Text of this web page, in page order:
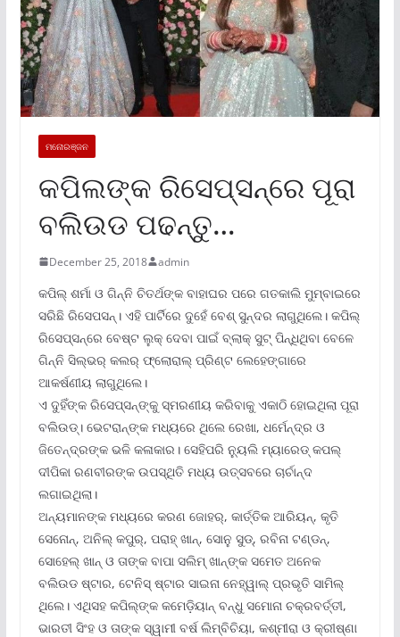
ମନୋରଞ୍ଜନ
କପିଲଙ୍କ ରିସେପ୍ସନ୍ରେ ପୂରା
ବଲିଉଡ ପଢନ୍ତୁ…
December 25, 2018 admin
କପିଲ୍ ଶର୍ମା ଓ ଗିନ୍ନି ଚିତର୍ଥଙ୍କ ବାହାଘର ପରେ ଗତକାଲି ମୁମ୍ବାଇରେ
ସରିଛି ରିସେପସନ୍। ଏହି ପାର୍ଟିରେ ଦୁହେଁ ବେଶ୍ ସୁନ୍ଦର ଲାଗୁଥିଲେ। କପିଲ୍
ରିସେପ୍ସନ୍ରେ ବେଷ୍ଟ ଲୁକ୍ ଦେବା ପାଇଁ ବ୍ଲାକ୍ ସୁଟ୍ ପିନ୍ଧିଥିବା ବେଳେ
ଗିନ୍ନି ସିଲ୍ଭର୍ କଲର୍ ଫ୍ଲୋରାଲ୍ ପ୍ରିଣ୍ଟ ଲେହେଙ୍ଗାରେ
ଆକର୍ଷଣୀୟ ଲାଗୁଥିଲେ।
ଏ ଦୁହିଁଙ୍କ ରିସେପ୍ସନ୍ଙ୍କୁ ସ୍ମରଣୀୟ କରିବାକୁ ଏକାଠି ହୋଇଥିଲା ପୂରା
ବଲିଉଡ୍। ଭେଟରାନ୍ଙ୍କ ମଧ୍ୟରେ ଥିଲେ ରେଖା, ଧର୍ମେନ୍ଦ୍ର ଓ
ଜିତେନ୍ଦ୍ରଙ୍କ ଭଳି କଳାକାର। ସେହିପରି ନ୍ୟୁଲି ମ୍ୟାରେଡ୍ କପଲ୍
ଦୀପିକା ରଣବୀରଙ୍କ ଉପସ୍ଥିତି ମଧ୍ୟ ଉତ୍ସବରେ ଚାର୍ଚାନ୍ଦ
ଲଗାଇଥିଲା।
ଅନ୍ୟମାନଙ୍କ ମଧ୍ୟରେ କରଣ ଜୋହର୍, କାର୍ତ୍ତିକ ଆରିୟନ୍, କୃତି
ସେନୋନ୍, ଅନିଲ୍ କପୁର୍, ପରାହ୍ ଖାନ୍, ସୋନୁ ସୁଡ୍, ରବିନା ଟଣ୍ଡନ୍,
ସୋହେଲ୍ ଖାନ୍ ଓ ତାଙ୍କ ବାପା ସଲିମ୍ ଖାନ୍ଙ୍କ ସମେତ ଅନେକ
ବଲିଉଡ ଷ୍ଟାର, ଟେନିସ୍ ଷ୍ଟାର ସାଇନା ନେହ୍ୱାଲ୍ ପ୍ରଭୃତି ସାମିଲ୍
ଥିଲେ। ଏଥିସହ କପିଲ୍ଙ୍କ କମେଡ଼ିୟାନ୍ ବନ୍ଧୁ ସମୋନା ଚକ୍ରବର୍ତ୍ତୀ,
ଭାରତୀ ସିଂହ ଓ ତାଙ୍କ ସ୍ୱାମୀ ବର୍ଷ ଲିମ୍ବିଚିୟା, କଶ୍ମୀରା ଓ କ୍ରୀଷ୍ଣା